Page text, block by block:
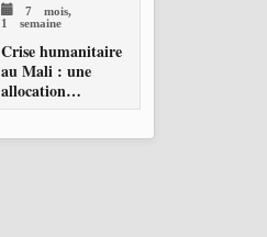
7 mois,
1 semaine
Crise humanitaire
au Mali : une
allocation
d’urgence pour